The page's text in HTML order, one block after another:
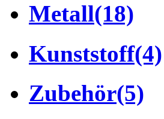
Metall(18)
Kunststoff(4)
Zubehör(5)